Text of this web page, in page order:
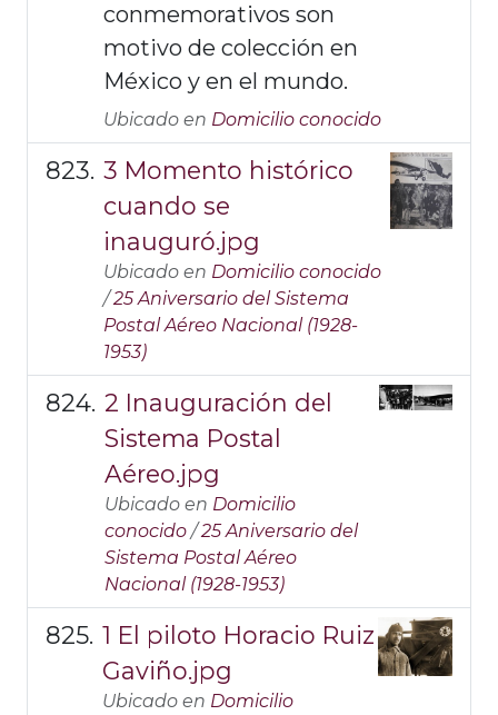
conmemorativos son
motivo de colección en
México y en el mundo.
Ubicado en Domicilio conocido
3 Momento histórico
cuando se
inauguró.jpg
Ubicado en Domicilio conocido
/25 Aniversario del Sistema
Postal Aéreo Nacional (1928-
1953)
2 Inauguración del
Sistema Postal
Aéreo.jpg
Ubicado en Domicilio
conocido /25 Aniversario del
Sistema Postal Aéreo
Nacional (1928-1953)
1 El piloto Horacio Ruiz
Gaviño.jpg
Ubicado en Domicilio